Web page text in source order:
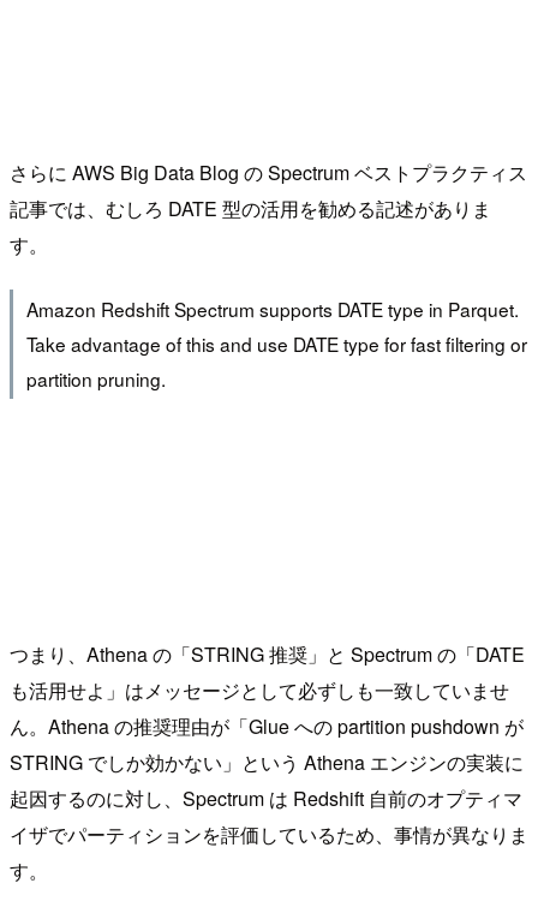
さらに AWS Big Data Blog の Spectrum ベストプラクティス
記事では、むしろ DATE 型の活用を勧める記述がありま
す。
Amazon Redshift Spectrum supports DATE type in Parquet.
Take advantage of this and use DATE type for fast filtering or
partition pruning.
つまり、Athena の「STRING 推奨」と Spectrum の「DATE
も活用せよ」はメッセージとして必ずしも一致していませ
ん。Athena の推奨理由が「Glue への partition pushdown が
STRING でしか効かない」という Athena エンジンの実装に
起因するのに対し、Spectrum は Redshift 自前のオプティマ
イザでパーティションを評価しているため、事情が異なりま
す。